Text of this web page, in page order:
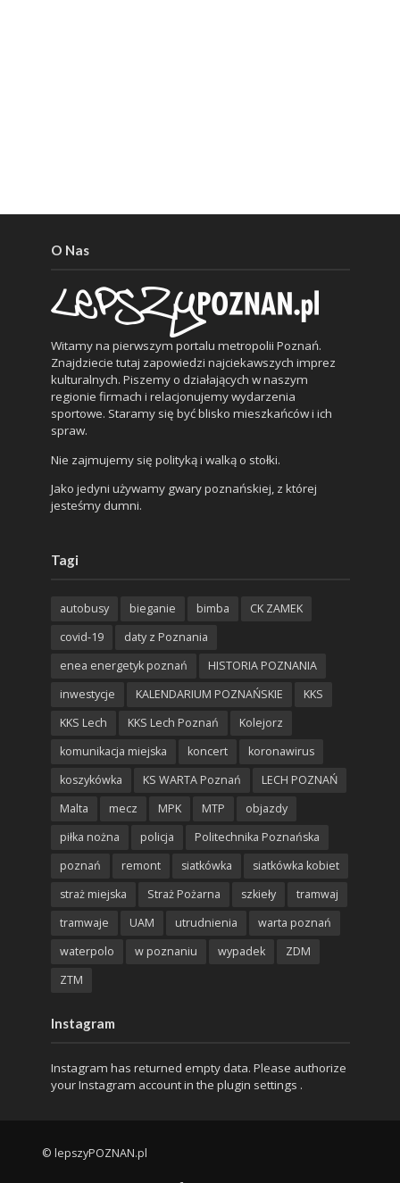
O Nas
Witamy na pierwszym portalu metropolii Poznań.
Znajdziecie tutaj zapowiedzi najciekawszych imprez
kulturalnych. Piszemy o działających w naszym
regionie firmach i relacjonujemy wydarzenia
sportowe. Staramy się być blisko mieszkańców i ich
spraw.
Nie zajmujemy się polityką i walką o stołki.
Jako jedyni używamy gwary poznańskiej, z której
jesteśmy dumni.
Tagi
autobusy bieganie bimba
CK ZAMEK
covid-19
daty z Poznania
enea energetyk poznań
HISTORIA POZNANIA
inwestycje
KALENDARIUM POZNAŃSKIE
KKS
KKS Lech
KKS Lech Poznań
Kolejorz
komunikacja miejska
koncert
koronawirus
koszykówka
KS WARTA Poznań
LECH POZNAŃ
Malta
mecz MPK MTP
objazdy
piłka nożna
policja
Politechnika Poznańska
poznań
remont siatkówka
siatkówka kobiet
straż miejska
Straż Pożarna szkieły
tramwaj
tramwaje
UAM utrudnienia
warta poznań
waterpolo
w poznaniu wypadek
ZDM
ZTM
Instagram
Instagram has returned empty data. Please authorize
your Instagram account in the plugin settings .
© lepszyPOZNAN.pl